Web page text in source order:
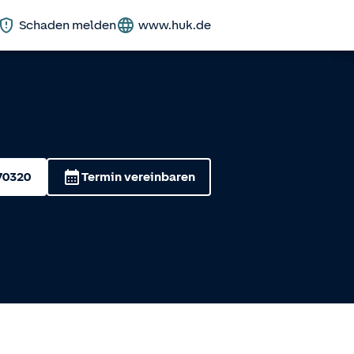
Schaden melden www.huk.de
Termin vereinbaren